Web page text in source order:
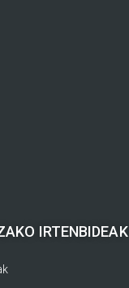
IRTENBIDEAK